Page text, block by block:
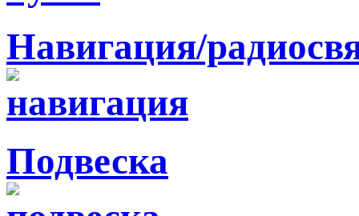
Навигация/
Подвеска